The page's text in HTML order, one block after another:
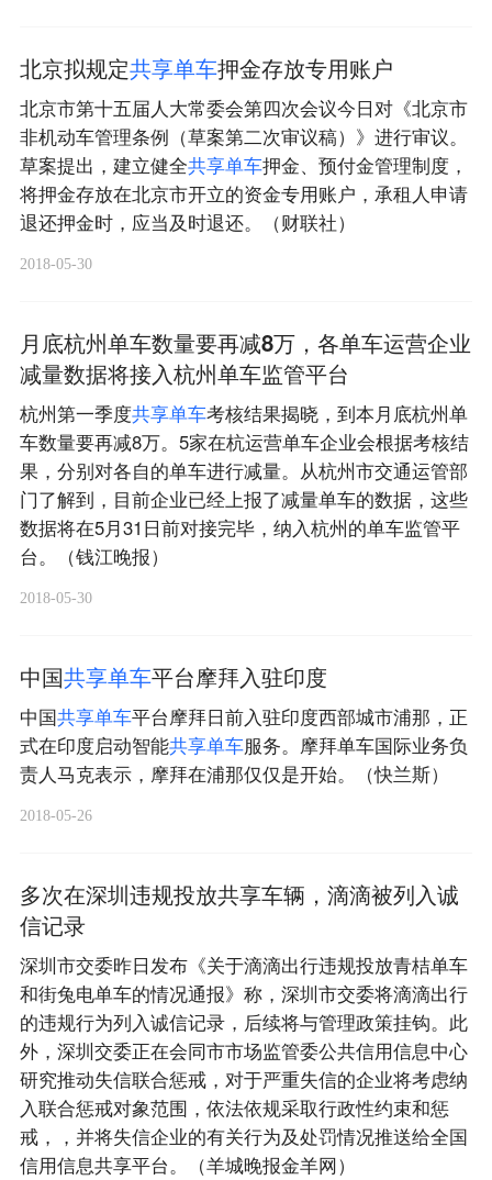
北京拟规定共享单车押金存放专用账户
北京市第十五届人大常委会第四次会议今日对《北京市
非机动车管理条例（草案第二次审议稿）》进行审议。
草案提出，建立健全共享单车押金、预付金管理制度，
将押金存放在北京市开立的资金专用账户，承租人申请
退还押金时，应当及时退还。（财联社）
2018-05-30
月底杭州单车数量要再减8万，各单车运营企业
减量数据将接入杭州单车监管平台
杭州第一季度共享单车考核结果揭晓，到本月底杭州单
车数量要再减8万。5家在杭运营单车企业会根据考核结
果，分别对各自的单车进行减量。从杭州市交通运管部
门了解到，目前企业已经上报了减量单车的数据，这些
数据将在5月31日前对接完毕，纳入杭州的单车监管平
台。（钱江晚报）
2018-05-30
中国共享单车平台摩拜入驻印度
中国共享单车平台摩拜日前入驻印度西部城市浦那，正
式在印度启动智能共享单车服务。摩拜单车国际业务负
责人马克表示，摩拜在浦那仅仅是开始。（快兰斯）
2018-05-26
多次在深圳违规投放共享车辆，滴滴被列入诚
信记录
深圳市交委昨日发布《关于滴滴出行违规投放青桔单车
和街兔电单车的情况通报》称，深圳市交委将滴滴出行
的违规行为列入诚信记录，后续将与管理政策挂钩。此
外，深圳交委正在会同市市场监管委公共信用信息中心
研究推动失信联合惩戒，对于严重失信的企业将考虑纳
入联合惩戒对象范围，依法依规采取行政性约束和惩
戒，，并将失信企业的有关行为及处罚情况推送给全国
信用信息共享平台。（羊城晚报金羊网）